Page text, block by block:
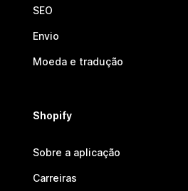
SEO
Envio
Moeda e tradução
Shopify
Sobre a aplicação
Carreiras